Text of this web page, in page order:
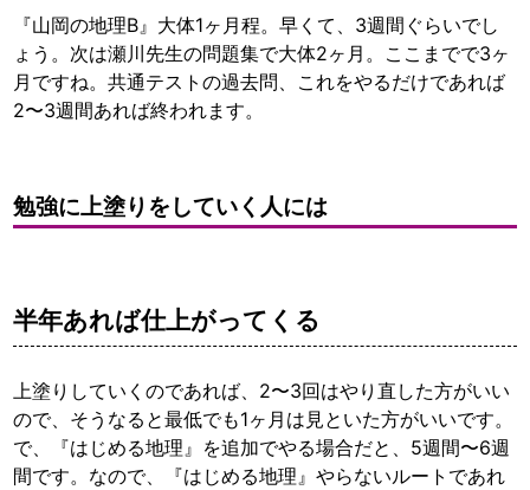
『山岡の地理B』大体1ヶ月程。早くて、3週間ぐらいでし
ょう。次は瀬川先生の問題集で大体2ヶ月。ここまでで3ヶ
月ですね。共通テストの過去問、これをやるだけであれば
2〜3週間あれば終われます。
勉強に上塗りをしていく人には
半年あれば仕上がってくる
上塗りしていくのであれば、2〜3回はやり直した方がいい
ので、そうなると最低でも1ヶ月は見といた方がいいです。
で、『はじめる地理』を追加でやる場合だと、5週間〜6週
間です。なので、『はじめる地理』やらないルートであれ